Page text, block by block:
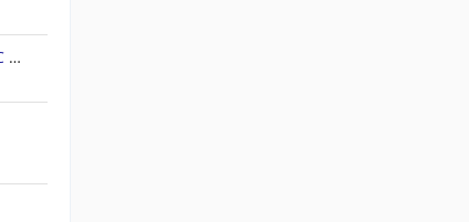
Forerunner 45S: Tracks auf den PC ziehen